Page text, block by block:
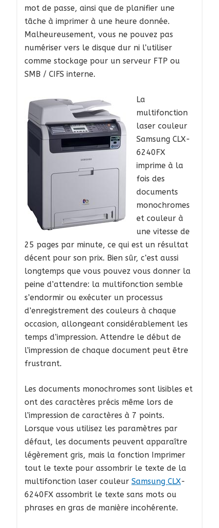
mot de passe, ainsi que de planifier une
tâche à imprimer à une heure donnée.
Malheureusement, vous ne pouvez pas
numériser vers le disque dur ni l’utiliser
comme stockage pour un serveur FTP ou
SMB / CIFS interne.
La
multifonction
laser couleur
Samsung CLX-
6240FX
imprime à la
fois des
documents
monochromes
et couleur à
une vitesse de
25 pages par minute, ce qui est un résultat
décent pour son prix. Bien sûr, c’est aussi
longtemps que vous pouvez vous donner la
peine d’attendre: la multifonction semble
s’endormir ou exécuter un processus
d’enregistrement des couleurs à chaque
occasion, allongeant considérablement les
temps d’impression. Attendre le début de
l’impression de chaque document peut être
frustrant.
Les documents monochromes sont lisibles et
ont des caractères précis même lors de
l’impression de caractères à 7 points.
Lorsque vous utilisez les paramètres par
défaut, les documents peuvent apparaître
légèrement gris, mais la fonction Imprimer
tout le texte pour assombrir le texte de la
multifonction laser couleur Samsung CLX-
6240FX assombrit le texte sans mots ou
phrases en gras de manière incohérente.